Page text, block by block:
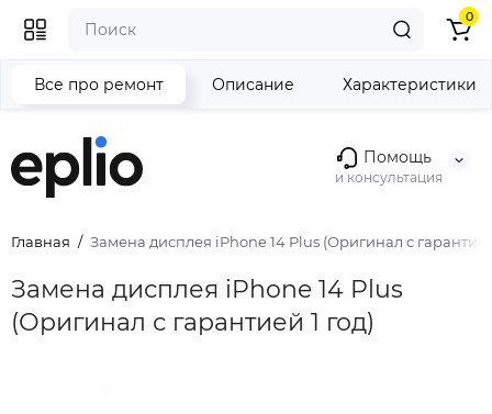
Помощь
и консультация
0
Главная Замена дисплея iPhone 14 Plus (Оригинал с
Замена дисплея iPhone 14 Plus
(Оригинал с гарантией 1 год)
Все про ремонт Описание Характеристики